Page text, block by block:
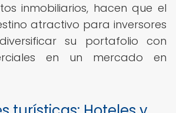
inmobiliarios, hacen que el
atractivo para inversores
su portafolio con
en un mercado en